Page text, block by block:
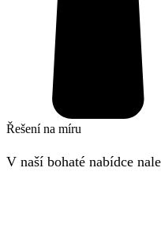
Řešení na míru
V naší bohaté nabídce